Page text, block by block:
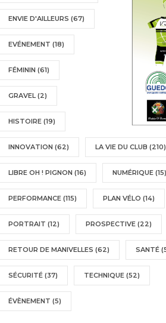
ENVIE D'AILLEURS (67)
EVÉNEMENT (18)
FÉMININ (61)
GRAVEL (2)
HISTOIRE (19)
INNOVATION (62) LA VIE DU CLUB (210)
LIBRE OH ! PIGNON (16) NUMÉRIQUE (15)
PERFORMANCE (115) PLAN VÉLO (14)
PORTRAIT (12) PROSPECTIVE (22)
RETOUR DE MANIVELLES (62) SANTÉ
SÉCURITÉ (37) TECHNIQUE (52)
ÉVÈNEMENT (5)